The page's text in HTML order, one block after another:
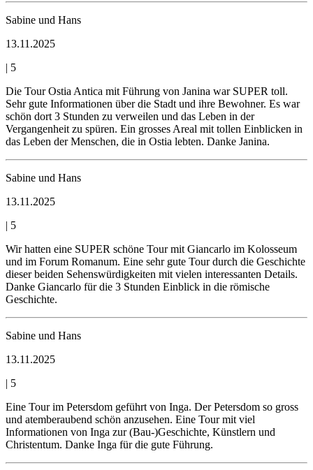
Sabine und Hans
13.11.2025
| 5
Die Tour Ostia Antica mit Führung von Janina war SUPER toll.
Sehr gute Informationen über die Stadt und ihre Bewohner. Es war
schön dort 3 Stunden zu verweilen und das Leben in der
Vergangenheit zu spüren. Ein grosses Areal mit tollen Einblicken in
das Leben der Menschen, die in Ostia lebten. Danke Janina.
Sabine und Hans
13.11.2025
| 5
Wir hatten eine SUPER schöne Tour mit Giancarlo im Kolosseum
und im Forum Romanum. Eine sehr gute Tour durch die Geschichte
dieser beiden Sehenswürdigkeiten mit vielen interessanten Details.
Danke Giancarlo für die 3 Stunden Einblick in die römische
Geschichte.
Sabine und Hans
13.11.2025
| 5
Eine Tour im Petersdom geführt von Inga. Der Petersdom so gross
und atemberaubend schön anzusehen. Eine Tour mit viel
Informationen von Inga zur (Bau-)Geschichte, Künstlern und
Christentum. Danke Inga für die gute Führung.